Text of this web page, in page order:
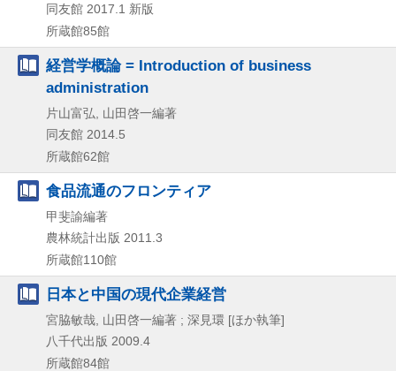
同友館 2017.1 新版
所蔵館85館
経営学概論 = Introduction of business
administration
片山富弘, 山田啓一編著
同友館 2014.5
所蔵館62館
食品流通のフロンティア
甲斐諭編著
農林統計出版 2011.3
所蔵館110館
日本と中国の現代企業経営
宮脇敏哉, 山田啓一編著 ; 深見環 [ほか執筆]
八千代出版 2009.4
所蔵館84館